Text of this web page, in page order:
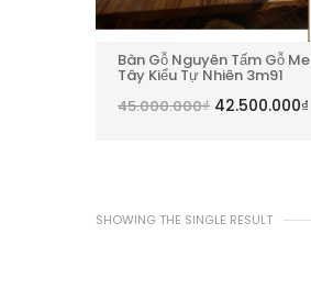
Bàn Gỗ Nguyên Tấm Gỗ Me
Tây Kiểu Tự Nhiên 3m91
45.000.000₫ 42.500.000₫
SHOWING THE SINGLE RESULT